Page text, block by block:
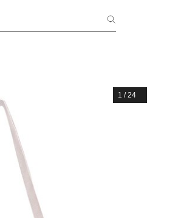
1 /24